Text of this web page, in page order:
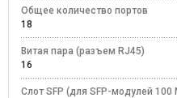
Общее количество портов
18
Витая пара (разъем RJ45)
16
Слот SFP (для SFP-модулей 100